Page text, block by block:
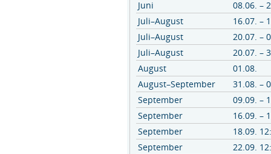
Juni
08.06. –
Juli–August
16.07. –
Juli–August
20.07. –
Juli–August
20.07. –
August
01.08.
August–September
31.08. –
September
09.09. –
September
16.09. –
September
18.09.
September
22.09.